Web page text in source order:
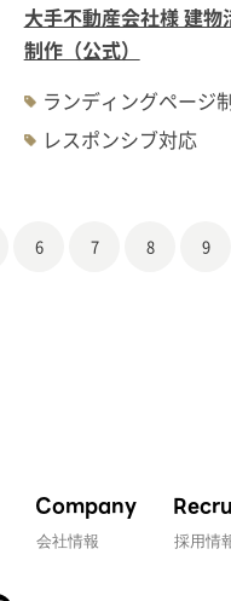
大手不動産会社様 建
制作（公式）
ランディングページ
レスポンシブ対応
6 7 8 9
Company
会社情報 採用情